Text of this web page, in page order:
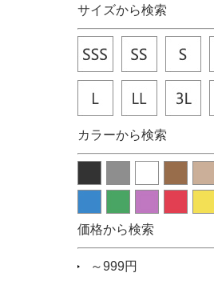
サイズから検索
カラーから検索
価格から検索
～999円